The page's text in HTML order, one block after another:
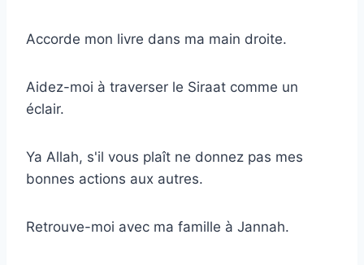
Accorde mon livre dans ma main droite.
Aidez-moi à traverser le Siraat comme un
éclair.
Ya Allah, s'il vous plaît ne donnez pas mes
bonnes actions aux autres.
Retrouve-moi avec ma famille à Jannah.